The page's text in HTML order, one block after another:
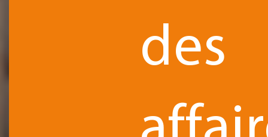
des